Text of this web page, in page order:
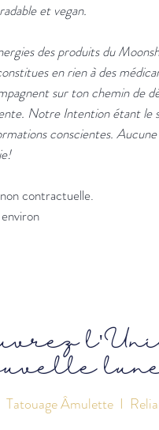
et vegan.
des produits du
en rien à des
sur ton chemin de
Notre Intention étant le
conscientes.
contractuelle.
Tatouage Âmulette I